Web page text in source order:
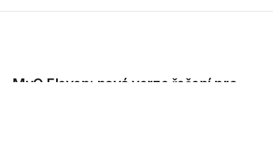
MyQ Eleven: nová verze řešení pro